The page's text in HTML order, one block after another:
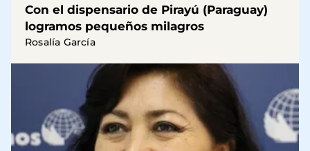
Con el dispensario de Pirayú (Paraguay)
logramos pequeños milagros
Rosalía García